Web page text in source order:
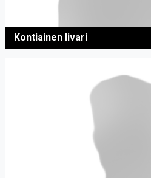
Kontiainen Iivari